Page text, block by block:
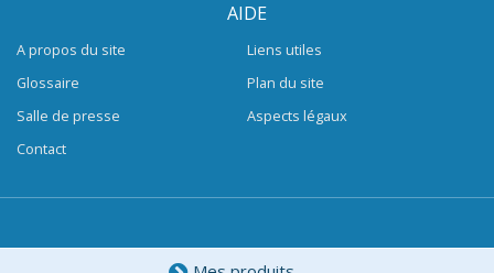
AIDE
A propos du site
Glossaire
Salle de presse
Contact
Liens utiles
Plan du site
Aspects légaux